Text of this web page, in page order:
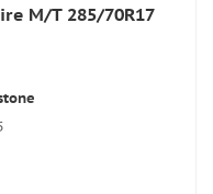
M/T 285/70R17